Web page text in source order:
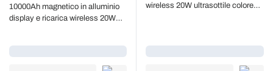
10000Ah magnetico in alluminio
display e ricarica wireless 20W
wireless 20W ultrasottile colore